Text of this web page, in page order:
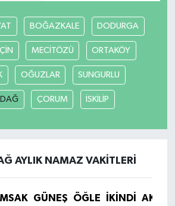
BOĞAZKALE DODURGA
MECİTÖZÜ ORTAKÖY
OĞUZLAR SUNGURLU
ÇORUM İSKİLİP
AYLIK NAMAZ VAKITLERI
İMSAK GÜNEŞ ÖĞLE İKINDI